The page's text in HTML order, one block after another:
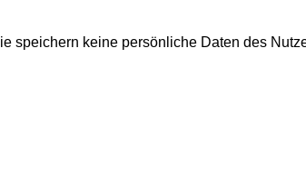
speichern keine persönliche Daten des